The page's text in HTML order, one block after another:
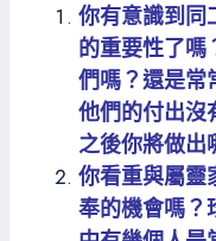
你有意識到同
的重要性了嗎
們嗎？還是常
他們的付出沒
之後你將做出
你看重與屬靈
奉的機會嗎？